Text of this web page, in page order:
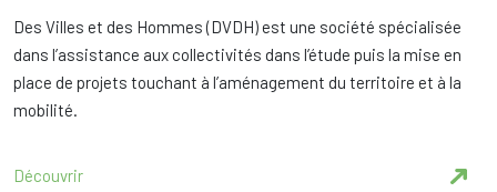
Des Villes et des Hommes (DVDH) est une société spécialisée
dans l’assistance aux collectivités dans l’étude puis la mise en
place de projets touchant à l’aménagement du territoire et à la
mobilité.
Découvrir